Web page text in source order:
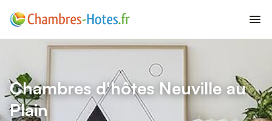
Chambres d'hôtes Neuville au
Plain